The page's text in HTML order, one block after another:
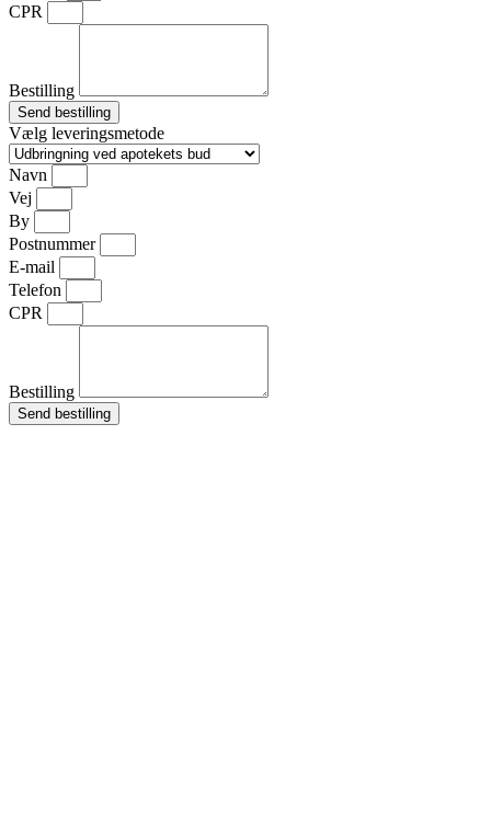
CPR
Bestilling
Send bestilling
Vælg leveringsmetode
Navn
Vej
By
Postnummer
E-mail
Telefon
CPR
Bestilling
Send bestilling